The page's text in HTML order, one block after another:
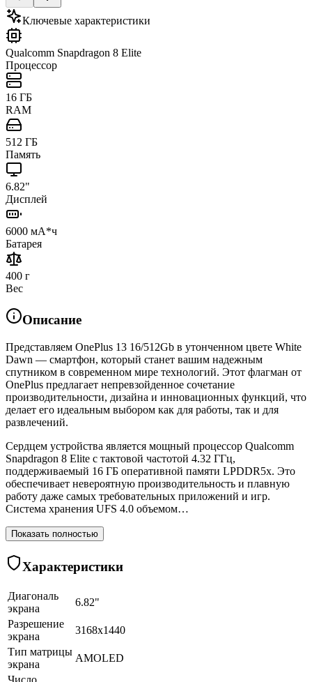
Ключевые характеристики
Qualcomm Snapdragon 8 Elite
Процессор
16 ГБ
RAM
512 ГБ
Память
6.82"
Дисплей
6000 мА*ч
Батарея
400 г
Вес
Описание
Представляем OnePlus 13 16/512Gb в утонченном цвете White
Dawn — смартфон, который станет вашим надежным
спутником в современном мире технологий. Этот флагман от
OnePlus предлагает непревзойденное сочетание
производительности, дизайна и инновационных функций, что
делает его идеальным выбором как для работы, так и для
развлечений.
Сердцем устройства является мощный процессор Qualcomm
Snapdragon 8 Elite с тактовой частотой 4.32 ГГц,
поддерживаемый 16 ГБ оперативной памяти LPDDR5x. Это
обеспечивает невероятную производительность и плавную
работу даже самых требовательных приложений и игр.
Система хранения UFS 4.0 объемом…
Показать полностью
Характеристики
Диагональ
экрана
6.82"
Разрешение
экрана
3168x1440
Тип матрицы
экрана
AMOLED
Число